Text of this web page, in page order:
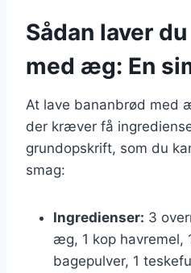
Sådan laver
med æg: En
At lave bananbrød med
der kræver få
grundopskrift, som du
smag:
Ingredienser: 3
æg, 1 kop havremel,
bagepulver, 1